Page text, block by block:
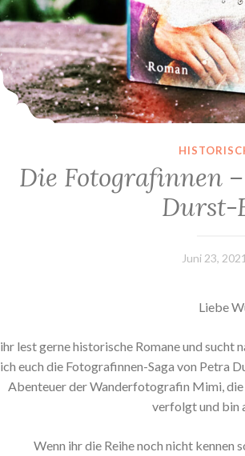
Die Fotografinnen
Durst-
Juni 23, 2021
Liebe
ihr lest gerne historische Romane und sucht
ich euch die Fotografinnen-Saga von Petra
Abenteuer der Wanderfotografin Mimi,
verfolgt und bin
Wenn ihr die Reihe noch nicht kennen